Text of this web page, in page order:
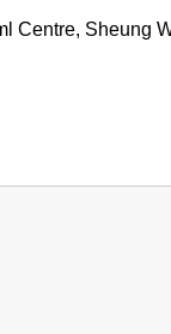
Centre, Sheung